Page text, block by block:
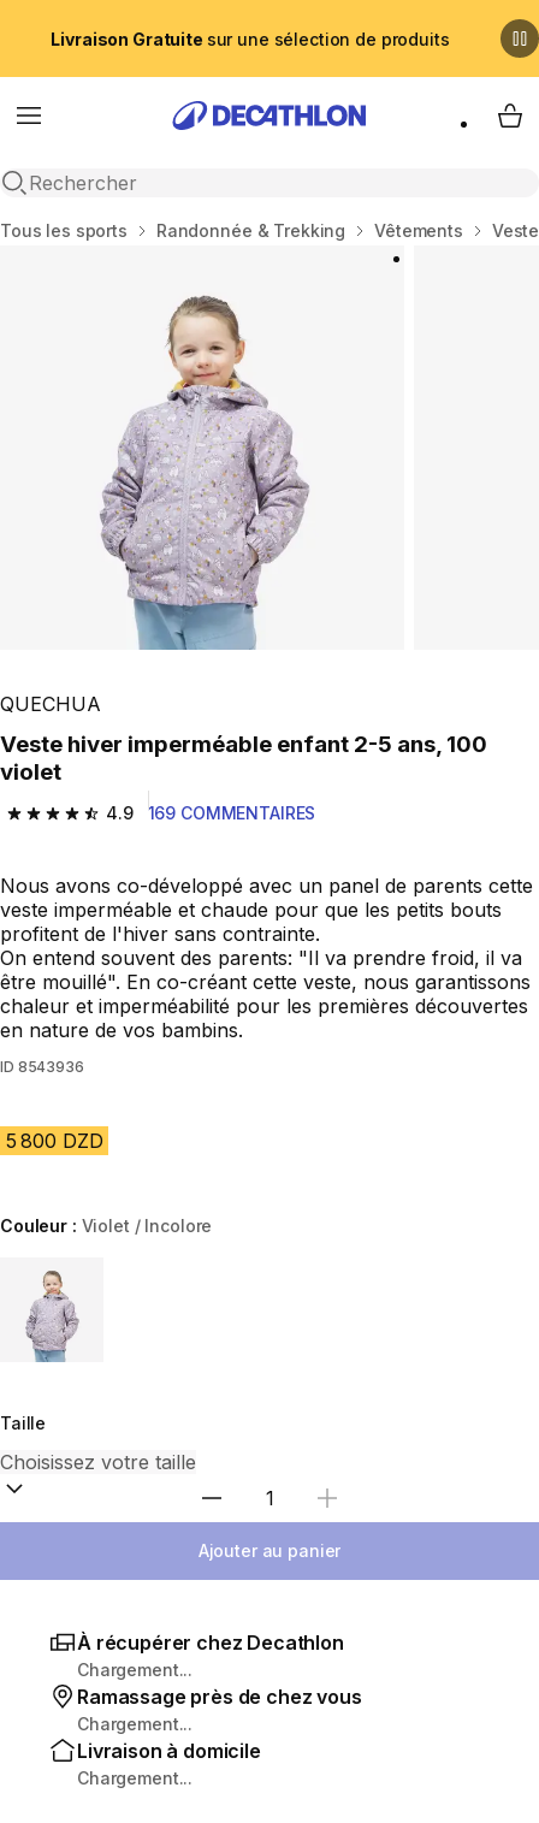
Livraison Gratuite sur une sélection de produits
Menu
Recherche ouverte
My
Accueil
Tous les sports Randonnée & Trekking Vêtements
QUECHUA
Veste hiver imperméable enfant 2-5 ans, 100
violet
4.9
4.9 out of 5 stars from 169 reviews
169 COMMENTAIRES
Nous avons co-développé avec un panel de parents cette
veste imperméable et chaude pour que les petits bouts
profitent de l'hiver sans contrainte.
On entend souvent des parents: "Il va prendre froid, il va
être mouillé". En co-créant cette veste, nous garantissons
chaleur et imperméabilité pour les premières découvertes
en nature de vos bambins.
ID 8543936
5 800 DZD
Couleur : Violet / Incolore
Choose a variant
Taille
Sélectionnez la quantité
Ajouter au panier
À récupérer chez Decathlon
Chargement...
Ramassage près de chez vous
Chargement...
Livraison à domicile
Chargement...